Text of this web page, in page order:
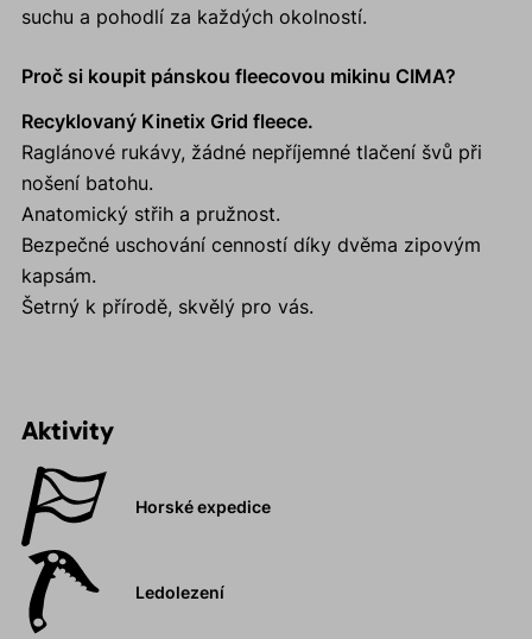
suchu a pohodlí za každých okolností.
Proč si koupit pánskou fleecovou mikinu CIMA?
Recyklovaný Kinetix Grid fleece.
Raglánové rukávy, žádné nepříjemné tlačení švů při
nošení batohu.
Anatomický střih a pružnost.
Bezpečné uschování cenností díky dvěma zipovým
kapsám.
Šetrný k přírodě, skvělý pro vás.
Aktivity
Horské expedice
Ledolezení